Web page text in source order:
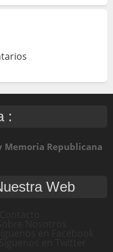
:
Memoria Republicana
Web